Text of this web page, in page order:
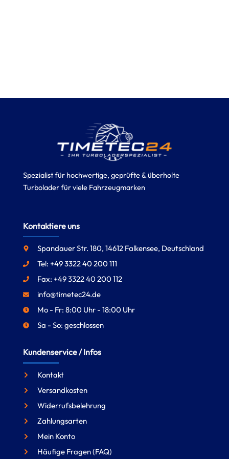
Spezialist für hochwertige, geprüfte & überholte
Turbolader für viele Fahrzeugmarken
Kontaktiere uns
Spandauer Str. 180, 14612 Falkensee, Deutschland
Tel: +49 3322 40 200 111
Fax: +49 3322 40 200 112
info@timetec24.de
Mo - Fr: 8:00 Uhr - 18:00 Uhr
Sa - So: geschlossen
Kundenservice / Infos
Kontakt
Versandkosten
Widerrufsbelehrung
Zahlungsarten
Mein Konto
Häufige Fragen (FAQ)